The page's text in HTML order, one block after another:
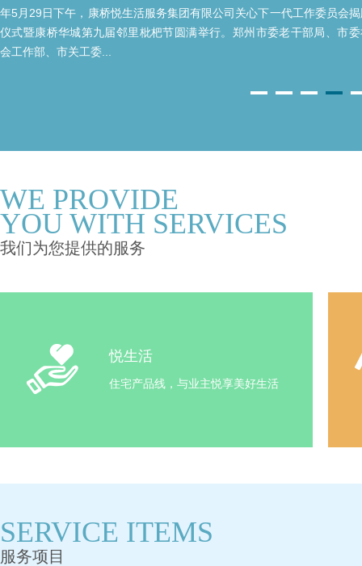
年5月29日下午，康桥悦生活服务集团有限公司关心下一代工作委员会
仪式暨康桥华城第九届邻里枇杷节圆满举行。郑州市委老干部局、市
会工作部、市关工委...
WE PROVIDE
YOU WITH SERVICES
我们为您提供的服务
悦生活
住宅产品线，与业主悦享美好生活
SERVICE ITEMS
服务项目